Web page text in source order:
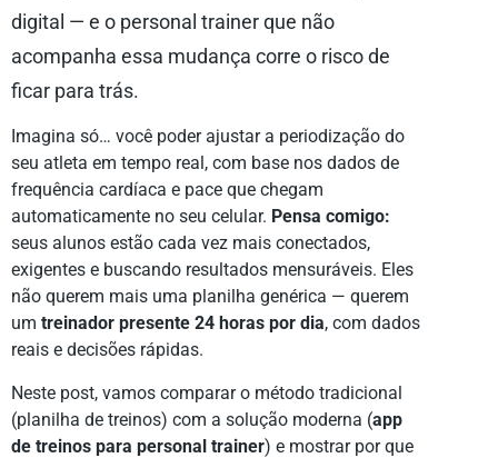
digital — e o personal trainer que não
acompanha essa mudança corre o risco de
ficar para trás.
Imagina só… você poder ajustar a periodização do
seu atleta em tempo real, com base nos dados de
frequência cardíaca e pace que chegam
automaticamente no seu celular. Pensa comigo:
seus alunos estão cada vez mais conectados,
exigentes e buscando resultados mensuráveis. Eles
não querem mais uma planilha genérica — querem
um treinador presente 24 horas por dia, com dados
reais e decisões rápidas.
Neste post, vamos comparar o método tradicional
(planilha de treinos) com a solução moderna (app
de treinos para personal trainer) e mostrar por que